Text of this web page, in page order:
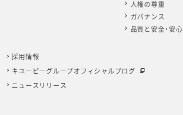
人権の尊重
ガバナンス
品質と安全・安心
採用情報
キユーピーグループオフィシャルブログ
ニュースリリース